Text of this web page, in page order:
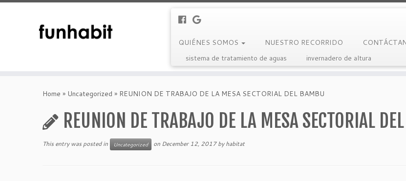
QUIÉNES SOMOS NUESTRO RECORRIDO
sistema de tratamiento de aguas
invernadero de altura
Home » Uncategorized » REUNION DE TRABAJO DE LA MESA SECTORIAL DEL BAMBU
REUNION DE TRABAJO DE LA MESA SECTORIAL
This entry was posted in Uncategorized on December 12, 2017 byhabitat